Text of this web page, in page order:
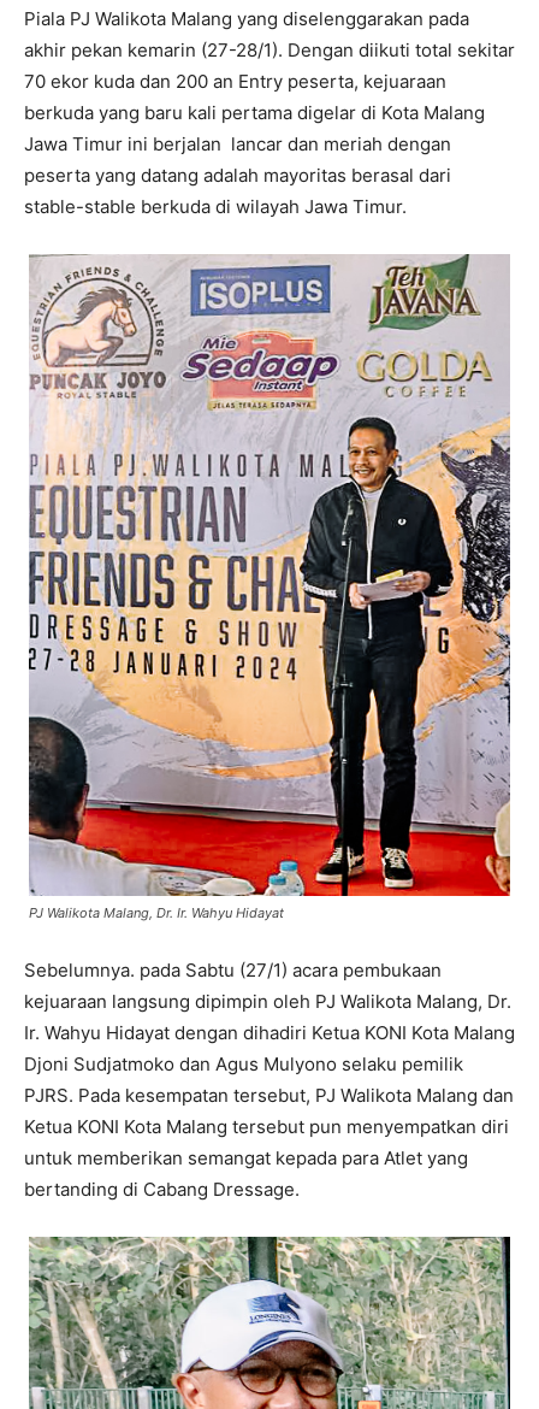
Piala PJ Walikota Malang yang diselenggarakan pada
akhir pekan kemarin (27-28/1). Dengan diikuti total sekitar
70 ekor kuda dan 200 an Entry peserta, kejuaraan
berkuda yang baru kali pertama digelar di Kota Malang
Jawa Timur ini berjalan lancar dan meriah dengan
peserta yang datang adalah mayoritas berasal dari
stable-stable berkuda di wilayah Jawa Timur.
PJ Walikota Malang, Dr. Ir. Wahyu Hidayat
Sebelumnya. pada Sabtu (27/1) acara pembukaan
kejuaraan langsung dipimpin oleh PJ Walikota Malang, Dr.
Ir. Wahyu Hidayat dengan dihadiri Ketua KONI Kota Malang
Djoni Sudjatmoko dan Agus Mulyono selaku pemilik
PJRS. Pada kesempatan tersebut, PJ Walikota Malang dan
Ketua KONI Kota Malang tersebut pun menyempatkan diri
untuk memberikan semangat kepada para Atlet yang
bertanding di Cabang Dressage.